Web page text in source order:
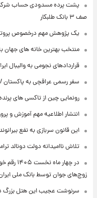
پشت پرده‌ مسدودی حساب
صف ۳ بانک طلبکار
یک پژوهش مهم درخصوص
منتخب بهترین خانه های جهان
قراردادهای نجومی به والیبال
سفر رسمی عراقچی به پاکستان
رونمایی چین از تاکسی های
انتشار اطلاعیه مهم آموزش و
این قانون سربازی به نفع
تلاش ناامیدانه‌ دولت دونالد
زوج‌های جوان توسط بانک ملی
سرنوشت عجیب این هتل بزرگ در